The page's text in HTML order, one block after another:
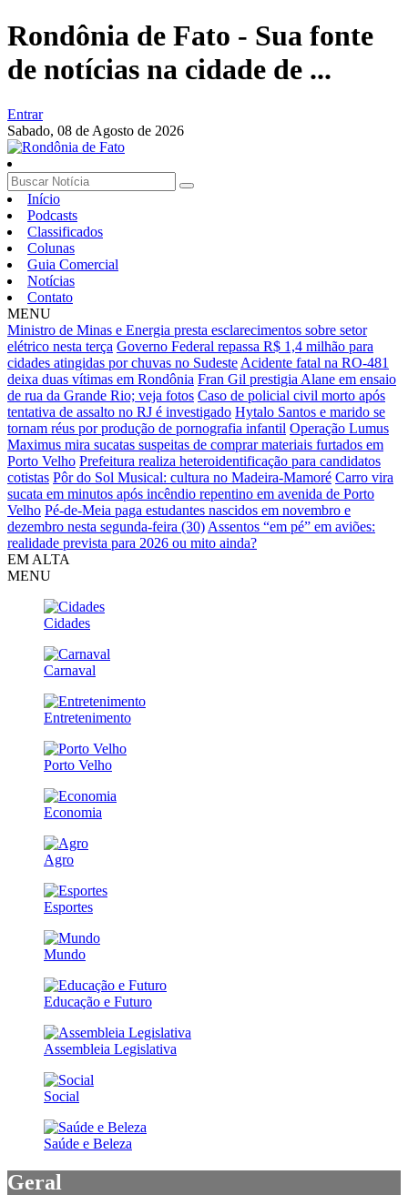
Rondônia de Fato - Sua fonte
de notícias na cidade de ...
Entrar
Sabado, 08 de Agosto de 2026
Início
Podcasts
Classificados
Colunas
Guia Comercial
Notícias
Contato
MENU
Ministro de Minas e Energia presta esclarecimentos sobre setor
elétrico nesta terça Governo Federal repassa R$ 1,4 milhão para
cidades atingidas por chuvas no Sudeste Acidente fatal na RO-481
deixa duas vítimas em Rondônia Fran Gil prestigia Alane em ensaio
de rua da Grande Rio; veja fotos Caso de policial civil morto após
tentativa de assalto no RJ é investigado Hytalo Santos e marido se
tornam réus por produção de pornografia infantil Operação Lumus
Maximus mira sucatas suspeitas de comprar materiais furtados em
Porto Velho Prefeitura realiza heteroidentificação para candidatos
cotistas Pôr do Sol Musical: cultura no Madeira-Mamoré Carro vira
sucata em minutos após incêndio repentino em avenida de Porto
Velho Pé-de-Meia paga estudantes nascidos em novembro e
dezembro nesta segunda-feira (30) Assentos “em pé” em aviões:
realidade prevista para 2026 ou mito ainda?
EM ALTA
MENU
Cidades
Carnaval
Entretenimento
Porto Velho
Economia
Agro
Esportes
Mundo
Educação e Futuro
Assembleia Legislativa
Social
Saúde e Beleza
Geral